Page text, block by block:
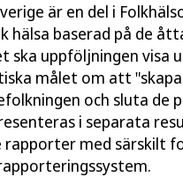
är en del i
hälsa baserad på de
ska uppföljningen visa
målet om att
och sluta
i separata
rapporter med särskilt